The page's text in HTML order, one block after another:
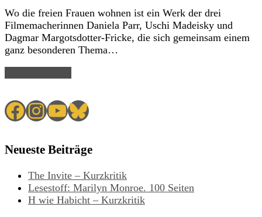
Wo die freien Frauen wohnen ist ein Werk der drei
Filmemacherinnen Daniela Parr, Uschi Madeisky und
Dagmar Margotsdotter-Fricke, die sich gemeinsam einem
ganz besonderen Thema…
Facebook
Instagram
YouTube
Bluesky
Neueste Beiträge
The Invite – Kurzkritik
Lesestoff: Marilyn Monroe. 100 Seiten
H wie Habicht – Kurzkritik